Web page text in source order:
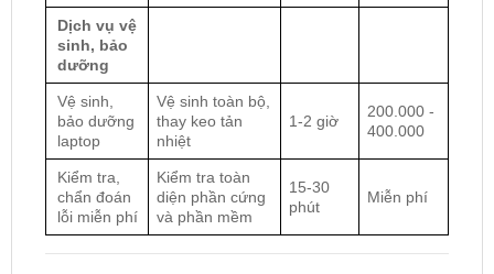
Dịch vụ vệ
sinh, bảo
dưỡng
Vệ sinh,
bảo dưỡng
laptop
Vệ sinh toàn bộ,
thay keo tản
nhiệt
1-2 giờ
200.000 -
400.000
Kiểm tra,
chẩn đoán
lỗi miễn phí
Kiểm tra toàn
diện phần cứng
và phần mềm
15-30
phút
Miễn phí